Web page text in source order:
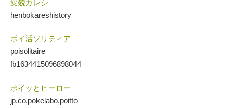
変貌カレシ
henbokareshistory
ポイ活ソリティア
poisolitaire
fb1634415096898044
ポイッとヒーロー
jp.co.pokelabo.poitto